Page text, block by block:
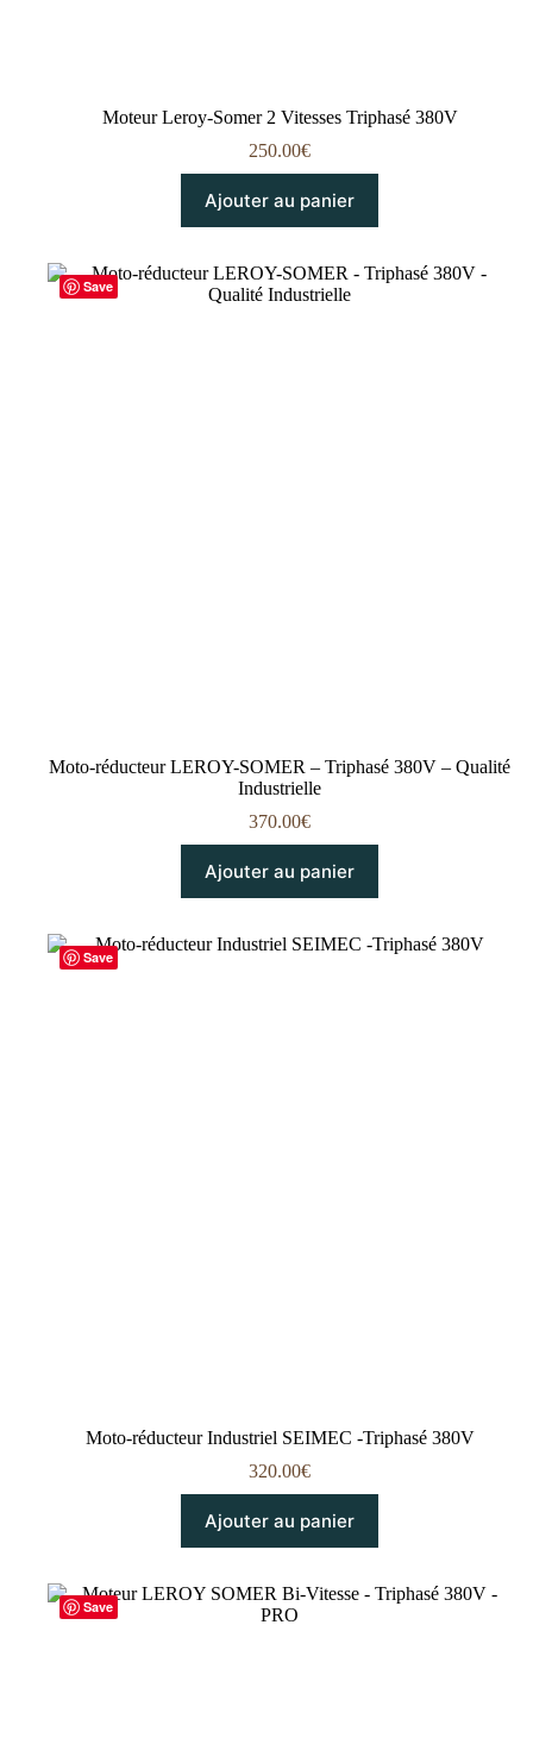
Moteur Leroy-Somer 2 Vitesses Triphasé 380V
250.00€
Ajouter au panier
Save
Moto-réducteur LEROY-SOMER – Triphasé 380V – Qualité
Industrielle
370.00€
Ajouter au panier
Save
Moto-réducteur Industriel SEIMEC -Triphasé 380V
320.00€
Ajouter au panier
Save